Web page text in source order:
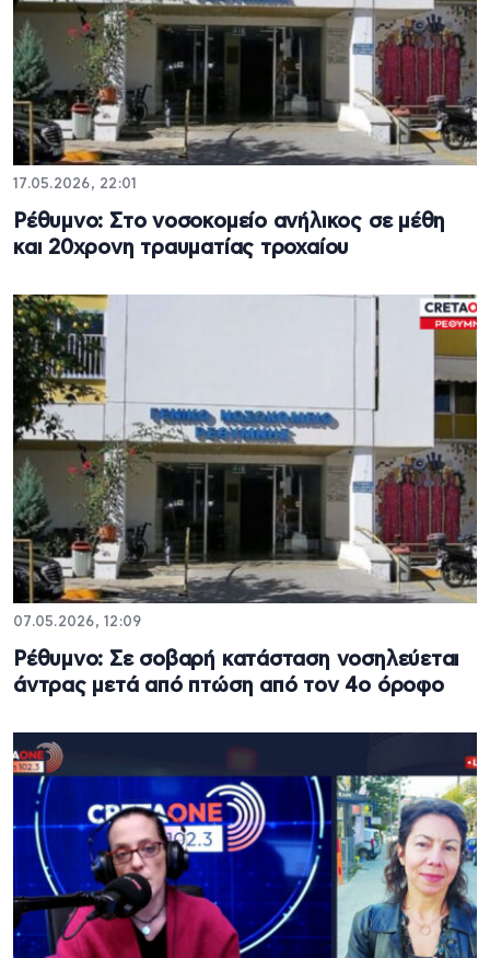
17.05.2026, 22:01
Ρέθυμνο: Στο νοσοκομείο ανήλικος σε μέθη
και 20χρονη τραυματίας τροχαίου
07.05.2026, 12:09
Ρέθυμνο: Σε σοβαρή κατάσταση νοσηλεύεται
άντρας μετά από πτώση από τον 4ο όροφο